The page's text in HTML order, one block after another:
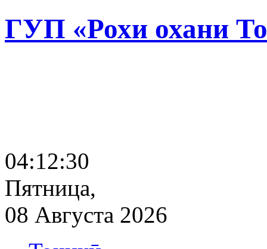
ГУП «Рохи охани
04:12:31
Пятница,
08 Августа 2026